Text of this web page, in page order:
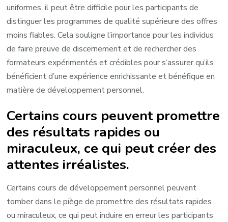
uniformes, il peut être difficile pour les participants de
distinguer les programmes de qualité supérieure des offres
moins fiables. Cela souligne l’importance pour les individus
de faire preuve de discernement et de rechercher des
formateurs expérimentés et crédibles pour s’assurer qu’ils
bénéficient d’une expérience enrichissante et bénéfique en
matière de développement personnel.
Certains cours peuvent promettre
des résultats rapides ou
miraculeux, ce qui peut créer des
attentes irréalistes.
Certains cours de développement personnel peuvent
tomber dans le piège de promettre des résultats rapides
ou miraculeux, ce qui peut induire en erreur les participants